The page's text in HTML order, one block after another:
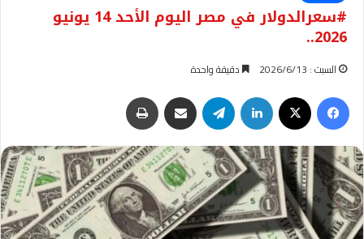
#سعرالدولار في مصر اليوم الأحد 14 يونيو
2026..
السبت : 2026/6/13 دقيقة واحدة
فيسبوك لينكدإن تيلقرام مشاركة عبر البريد